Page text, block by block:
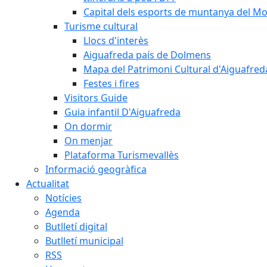
Capital dels esports de muntanya del
Turisme cultural
Llocs d'interès
Aiguafreda país de Dolmens
Mapa del Patrimoni Cultural
Festes i fires
Visitors Guide
Guia infantil D'Aiguafreda
On dormir
On menjar
Plataforma Turismevallès
Informació geogràfica
Actualitat
Notícies
Agenda
Butlletí digital
Butlletí municipal
RSS